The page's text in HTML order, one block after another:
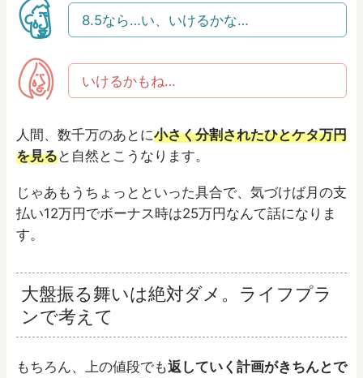
8.5なら…い、いけるかな…
いけるかもね…
人間、数千万のあとに小さく分割されたひとケタ万円
を見ると自然とこうなります。
じゃあもうちょっとといった具合で、気づけば月の支
払い12万円でボーナス時は25万円なんて話になりま
す。
大盤振る舞いは絶対ダメ。ライフプラ
ンで考えて
もちろん、上の値段でも返していく計画がきちんとで